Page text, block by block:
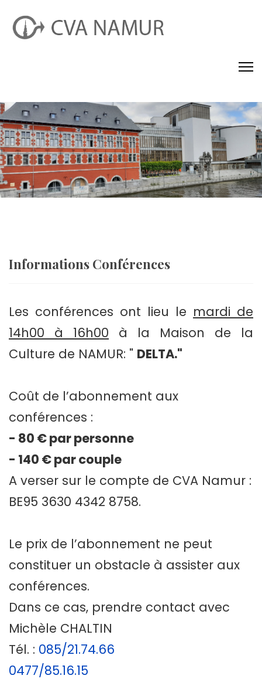
Informations Conférences
Les conférences ont lieu le mardi de
14h00 à 16h00 à la Maison de la
Culture de NAMUR: " DELTA."
Coût de l’abonnement aux
conférences :
- 80 € par personne
- 140 € par couple
A verser sur le compte de CVA Namur :
BE95 3630 4342 8758.
Le prix de l’abonnement ne peut
constituer un obstacle à assister aux
conférences.
Dans ce cas, prendre contact avec
Michèle CHALTIN
Tél. : 085/21.74.66
0477/85.16.15